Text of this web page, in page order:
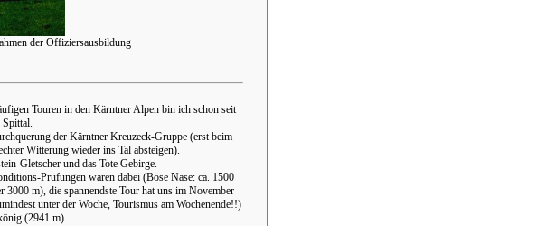
der Offiziersausbildung
Touren in den Kärntner Alpen bin ich schon seit
der Kärntner Kreuzeck-Gruppe (erst beim
Witterung wieder ins Tal absteigen).
Gletscher und das Tote Gebirge.
Prüfungen waren dabei (Böse Nase: ca. 1500
m), die spannendste Tour hat uns im November
unter der Woche, Tourismus am Wochenende!!)
(2941 m).